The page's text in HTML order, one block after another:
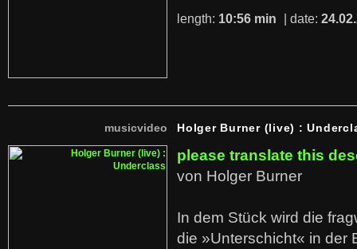
length: 10:56 min | date:
musicvideo Holger Burner (live) :
please translate this
von Holger Burner
In dem Stück wird die
die »Unterschicht« in der